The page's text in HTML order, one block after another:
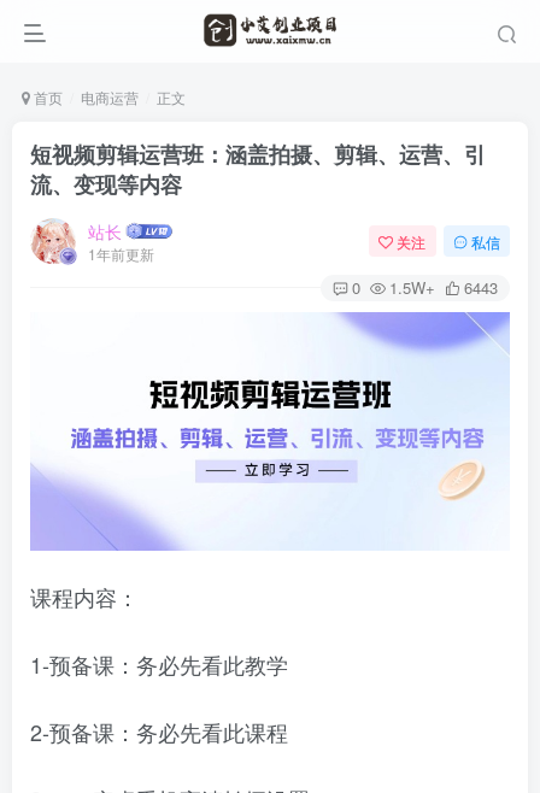
首页 电商运营 正文
短视频剪辑运营班：涵盖拍摄、剪辑、运营、引
流、变现等内容
站长
1年前更新
关注 私信
0 1.5W+ 6443
课程内容：
1-预备课：务必先看此教学
2-预备课：务必先看此课程